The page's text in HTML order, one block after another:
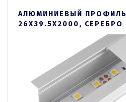
АЛЮМИНИЕВЫЙ ПРОФИЛЬ
26Х39.5Х2000, СЕРЕБРО